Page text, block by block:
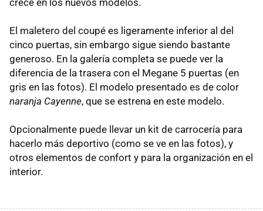
El maletero del coupé es ligeramente inferior al del
cinco puertas, sin embargo sigue siendo bastante
generoso. En la galería completa se puede ver la
diferencia de la trasera con el Megane 5 puertas (en
gris en las fotos). El modelo presentado es de color
naranja Cayenne, que se estrena en este modelo.
Opcionalmente puede llevar un kit de carrocería para
hacerlo más deportivo (como se ve en las fotos), y
otros elementos de confort y para la organización en el
interior.